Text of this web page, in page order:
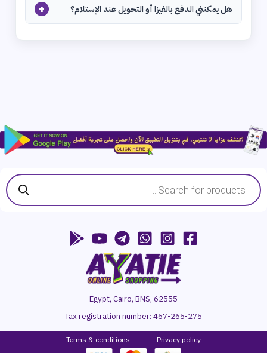
هل يمكنني الدفع بالفيزا أو التحويل عند الإستلام؟ +
Products
search
Egypt, Cairo, BNS, 62555
Tax registration number: 467-265-275
Terms & conditions Privacypolicy